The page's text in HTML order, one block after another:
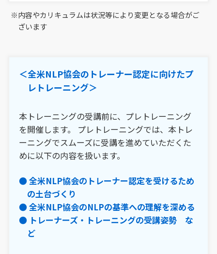
内容やカリキュラムは状況等により変更となる場合がご
ざいます
＜全米NLP協会のトレーナー認定に向けたプ
レトレーニング＞
本トレーニングの受講前に、プレトレーニング
を開催します。
プレトレーニングでは、本トレ
ーニングでスムーズに受講を進めていただくた
めに以下の内容を扱います。
● 全米NLP協会のトレーナー認定を受けるため
の土台づくり
● 全米NLP協会のNLPの基準への理解を深める
● トレーナーズ・トレーニングの受講姿勢 な
ど